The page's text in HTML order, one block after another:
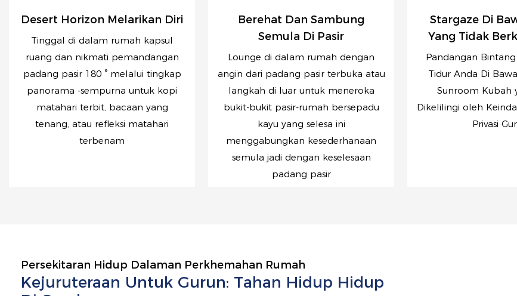
Desert Horizon Melarikan Diri
Tinggal di dalam rumah kapsul
ruang dan nikmati pemandangan
padang pasir 180 ° melalui tingkap
panorama -sempurna untuk kopi
matahari terbit, bacaan yang
tenang, atau refleksi matahari
terbenam
Berehat Dan Sambung
Semula Di Pasir
Lounge di dalam rumah dengan
angin dari padang pasir terbuka atau
langkah di luar untuk meneroka
bukit-bukit pasir-rumah bersepadu
kayu yang selesa ini
menggabungkan kesederhanaan
semula jadi dengan keselesaan
padang pasir
Stargaze Di
Yang Tidak
Pandangan
Tidur Anda Di
Sunroom Kubah
Dikelilingi oleh
Privasi
Persekitaran Hidup Dalaman Perkhemahan Rumah
Kejuruteraan Untuk Gurun: Tahan Hidup Hidup